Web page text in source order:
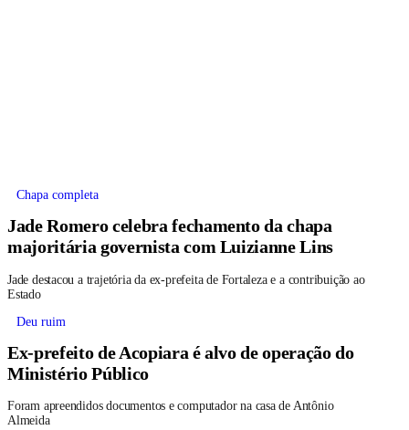
Chapa completa
Jade Romero celebra fechamento da chapa
majoritária governista com Luizianne Lins
Jade destacou a trajetória da ex-prefeita de Fortaleza e a contribuição ao
Estado
Deu ruim
Ex-prefeito de Acopiara é alvo de operação do
Ministério Público
Foram apreendidos documentos e computador na casa de Antônio
Almeida